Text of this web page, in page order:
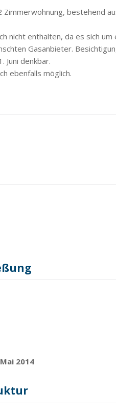
bestehend
nicht enthalten, da es sich
Gasanbieter.
Juni denkbar.
ebenfalls möglich.
2014